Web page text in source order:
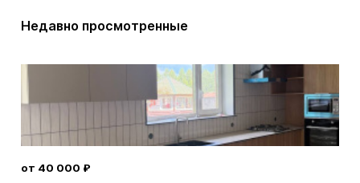
Недавно просмотренные
от 40 000 ₽